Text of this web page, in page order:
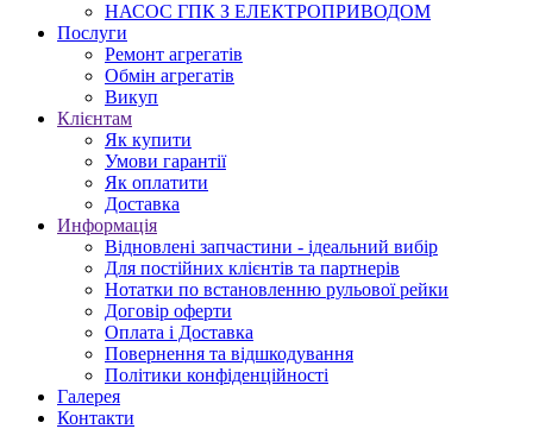
НАСОС ГПК З ЕЛЕКТРОПРИВОДОМ
Послуги
Ремонт агрегатів
Обмін агрегатів
Викуп
Клієнтам
Як купити
Умови гарантії
Як оплатити
Доставка
Информація
Відновлені запчастини - ідеальний вибір
Для постійних клієнтів та партнерів
Нотатки по встановленню рульової рейки
Договір оферти
Оплата і Доставка
Повернення та відшкодування
Політики конфіденційності
Галерея
Контакти